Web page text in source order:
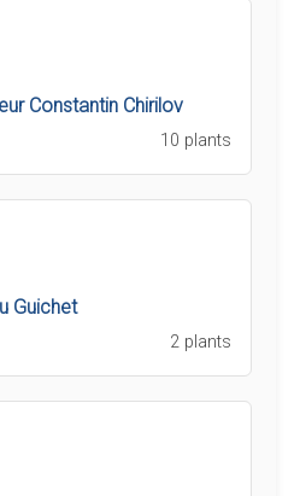
Constantin Chirilov
10 plants
Guichet
2 plants